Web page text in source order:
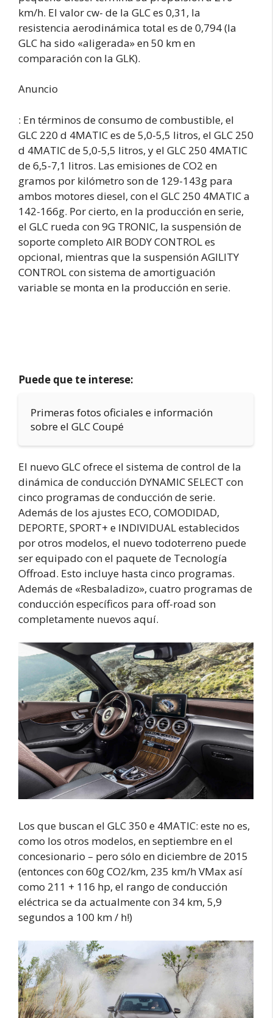
km/h. El valor cw- de la GLC es 0,31, la
resistencia aerodinámica total es de 0,794 (la
GLC ha sido «aligerada» en 50 km en
comparación con la GLK).
Anuncio
: En términos de consumo de combustible, el
GLC 220 d 4MATIC es de 5,0-5,5 litros, el GLC 250
d 4MATIC de 5,0-5,5 litros, y el GLC 250 4MATIC
de 6,5-7,1 litros. Las emisiones de CO2 en
gramos por kilómetro son de 129-143g para
ambos motores diesel, con el GLC 250 4MATIC a
142-166g. Por cierto, en la producción en serie,
el GLC rueda con 9G TRONIC, la suspensión de
soporte completo AIR BODY CONTROL es
opcional, mientras que la suspensión AGILITY
CONTROL con sistema de amortiguación
variable se monta en la producción en serie.
Puede que te interese:
Primeras fotos oficiales e información
sobre el GLC Coupé
El nuevo GLC ofrece el sistema de control de la
dinámica de conducción DYNAMIC SELECT con
cinco programas de conducción de serie.
Además de los ajustes ECO, COMODIDAD,
DEPORTE, SPORT+ e INDIVIDUAL establecidos
por otros modelos, el nuevo todoterreno puede
ser equipado con el paquete de Tecnología
Offroad. Esto incluye hasta cinco programas.
Además de «Resbaladizo», cuatro programas de
conducción específicos para off-road son
completamente nuevos aquí.
Los que buscan el GLC 350 e 4MATIC: este no es,
como los otros modelos, en septiembre en el
concesionario – pero sólo en diciembre de 2015
(entonces con 60g CO2/km, 235 km/h VMax así
como 211 + 116 hp, el rango de conducción
eléctrica se da actualmente con 34 km, 5,9
segundos a 100 km / h!)